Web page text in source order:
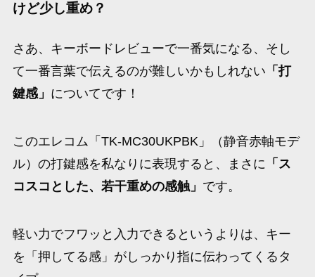
けど少し重め？
さあ、キーボードレビューで一番気になる、そし
て一番言葉で伝えるのが難しいかもしれない 「打
鍵感」 についてです！
このエレコム「TK-MC30UKPBK」（静音赤軸モデ
ル）の打鍵感を私なりに表現すると、まさに 「ス
コスコとした、若干重めの感触」 です。
軽い力でフワッと入力できるというよりは、キー
を「押してる感」がしっかり指に伝わってくるタ